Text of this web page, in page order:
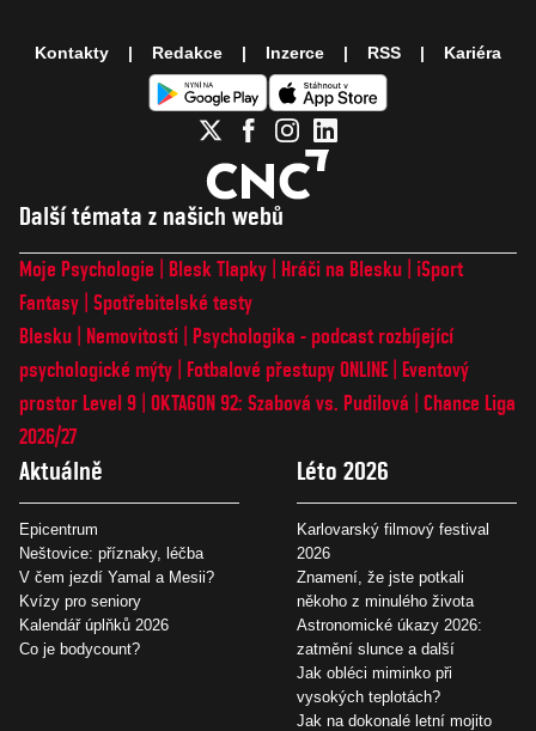
Další témata z našich webů
Moje Psychologie Blesk Tlapky Hráči na Blesku
iSport
Fantasy Spotřebitelské testy
Blesku
Nemovitosti
Psychologika - podcast rozbíjející
psychologické mýty
Fotbalové přestupy ONLINE
Eventový
prostor Level 9 OKTAGON 92: Szabová vs. Pudilová
Chance Liga
2026/27
Aktuálně
Epicentrum
Neštovice: příznaky, léčba
V čem jezdí Yamal a Mesii?
Kvízy pro seniory
Kalendář úplňků 2026
Co je bodycount?
Léto 2026
Karlovarský filmový festival
2026
Znamení, že jste potkali
někoho z minulého života
Astronomické úkazy 2026:
zatmění slunce a další
Jak obléci miminko při
vysokých teplotách?
Jak na dokonalé letní mojito
Kontakty Redakce Inzerce RSS Kariéra